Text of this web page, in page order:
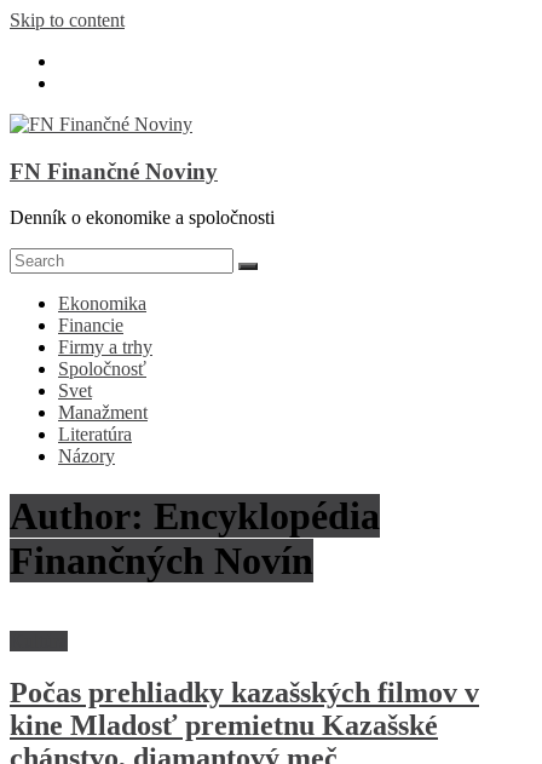
Skip to content
FN Finančné Noviny
Denník o ekonomike a spoločnosti
Ekonomika
Financie
Firmy a trhy
Spoločnosť
Svet
Manažment
Literatúra
Názory
Author: Encyklopédia
Finančných Novín
Počas prehliadky kazašských filmov v
kine Mladosť premietnu Kazašské